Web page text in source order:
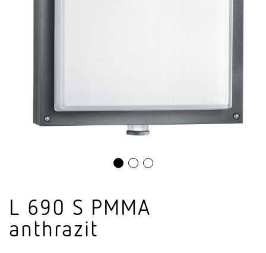
L 690 S PMMA
anthrazit